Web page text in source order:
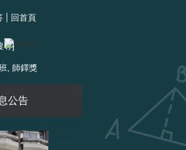
回首頁
尋
師鐸獎
公告